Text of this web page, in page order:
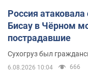
Россия
Бисау в Чёрном
пострадавшие
Сухогруз был
6.08.2026 10:04 666